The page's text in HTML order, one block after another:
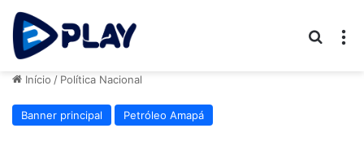
Início / Política Nacional
Banner principal Petróleo Amapá